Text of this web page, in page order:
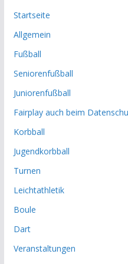
Startseite
Allgemein
Fußball
Seniorenfußball
Juniorenfußball
Fairplay auch beim
Korbball
Jugendkorbball
Turnen
Leichtathletik
Boule
Dart
Veranstaltungen